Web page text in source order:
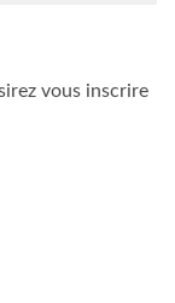
vous inscrire